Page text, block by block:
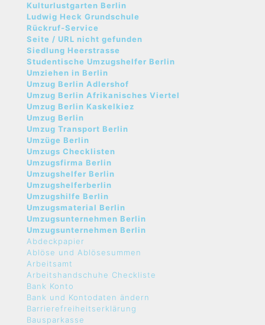
Kulturlustgarten Berlin
Ludwig Heck Grundschule
Rückruf-Service
Seite / URL nicht gefunden
Siedlung Heerstrasse
Studentische Umzugshelfer Berlin
Umziehen in Berlin
Umzug Berlin Adlershof
Umzug Berlin Afrikanisches Viertel
Umzug Berlin Kaskelkiez
Umzug Berlin
Umzug Transport Berlin
Umzüge Berlin
Umzugs Checklisten
Umzugsfirma Berlin
Umzugshelfer Berlin
Umzugshelferberlin
Umzugshilfe Berlin
Umzugsmaterial Berlin
Umzugsunternehmen Berlin
Umzugsunternehmen Berlin
Abdeckpapier
Ablöse und Ablösesummen
Arbeitsamt
Arbeitshandschuhe Checkliste
Bank Konto
Bank und Kontodaten ändern
Barrierefreiheitserklärung
Bausparkasse